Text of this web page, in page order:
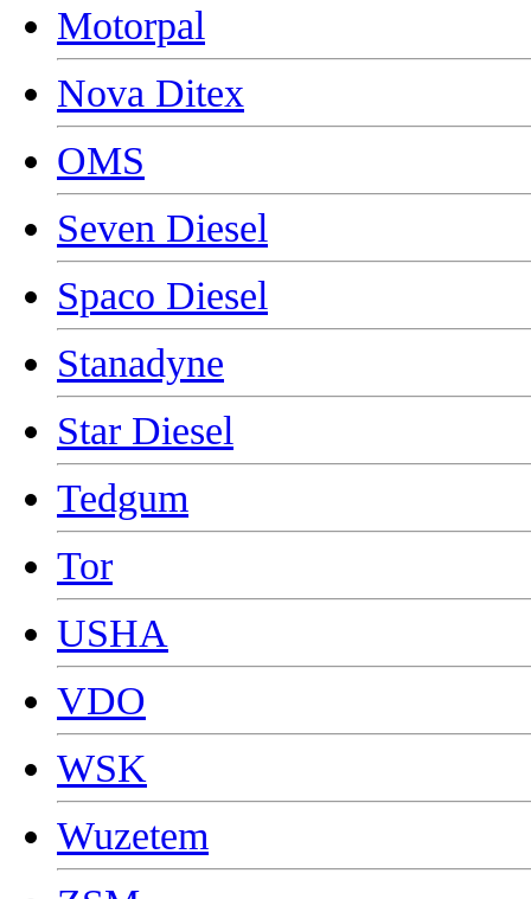
Motorpal
Nova Ditex
OMS
Seven Diesel
Spaco Diesel
Stanadyne
Star Diesel
Tedgum
Tor
USHA
VDO
WSK
Wuzetem